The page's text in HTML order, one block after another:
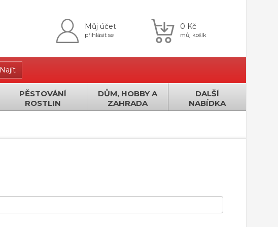
Můj účet
přihlásit se
0 Kč
můj košík
Najít
PĚSTOVÁNÍ
ROSTLIN
DŮM, HOBBY A
ZAHRADA
DALŠÍ
NABÍDKA